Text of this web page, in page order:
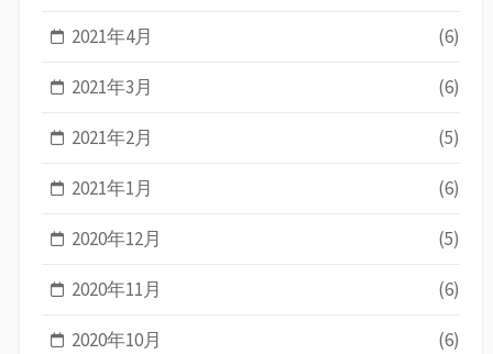
2021年4月 (6)
2021年3月 (6)
2021年2月 (5)
2021年1月 (6)
2020年12月 (5)
2020年11月 (6)
2020年10月 (6)